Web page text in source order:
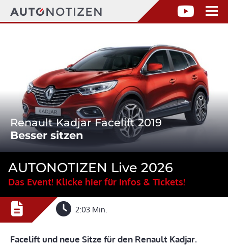
Renault Kadjar Facelift 2019
Besser sitzen
AUTONOTIZEN Live 2026
Das Event! Klicke hier für Infos & Tickets!
2:03 Min.
Facelift und neue Sitze für den Renault Kadjar.